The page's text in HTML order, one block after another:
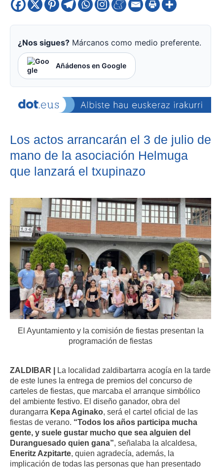
¿Nos sigues? Márcanos como medio preferente.
Añádenos en Google
Los actos arrancarán el 3 de julio de
mano de la asociación Helmuga
que lanzará el txupinazo
El Ayuntamiento y la comisión de fiestas presentan la
programación de fiestas
ZALDIBAR | La localidad zaldibartarra acogía en la tarde
de este lunes la entrega de premios del concurso de
carteles de fiestas, que marcaba el arranque simbólico
del ambiente festivo. El diseño ganador, obra del
durangarra Kepa Aginako, será el cartel oficial de las
fiestas de verano. “Todos los años participa mucha
gente, y suele gustar mucho que sea alguien del
Duranguesado quien gana”, señalaba la alcaldesa,
Eneritz Azpitarte, quien agradecía, además, la
implicación de todas las personas que han presentado